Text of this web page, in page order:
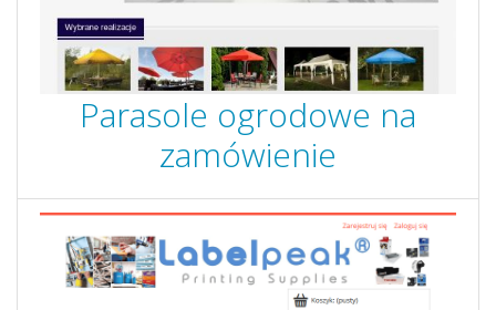
Parasole ogrodowe na
zamówienie